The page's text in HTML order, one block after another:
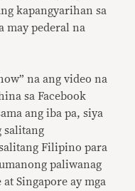
kapangyarihan sa
may pederal na
na ang video na
sa Facebook
ang iba pa, siya
salitang
Filipino para
paliwanag
Singapore ay mga